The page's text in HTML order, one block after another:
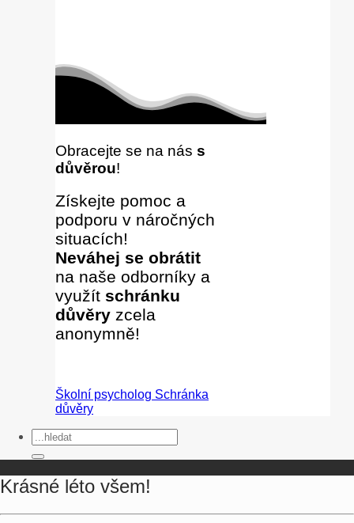
Obracejte se na nás s
důvěrou!
Získejte pomoc a
podporu v náročných
situacích!
Neváhej se obrátit
na naše odborníky a
využít schránku
důvěry zcela
anonymně!
Školní psycholog Schránka
důvěry
Krásné léto všem!